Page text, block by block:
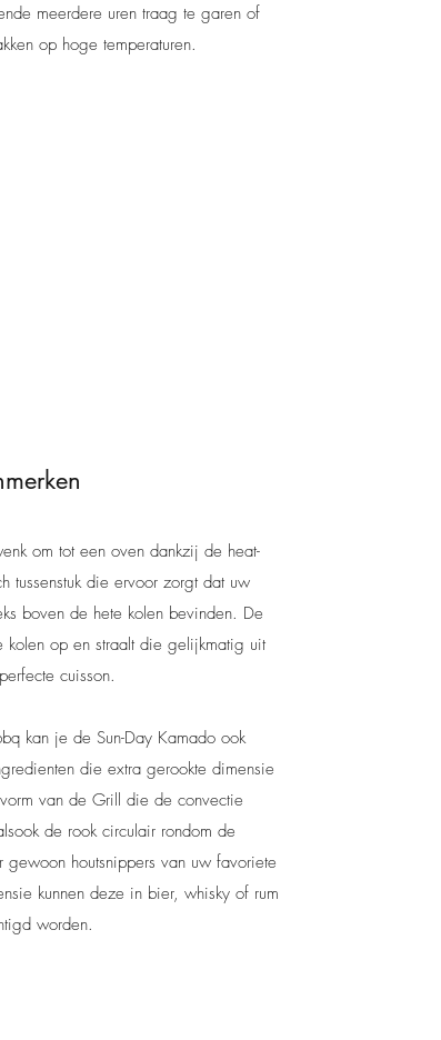
meerdere uren traag te garen of
op hoge temperaturen.
om tot een oven dankzij de heat-
tussenstuk die ervoor zorgt dat uw
boven de hete kolen bevinden. De
kolen op en straalt die gelijkmatig uit
cuisson.
kan je de Sun-Day Kamado ook
die extra gerookte dimensie
van de Grill die de convectie
de rook circulair rondom de
houtsnippers van uw favoriete
kunnen deze in bier, whisky of rum
worden.